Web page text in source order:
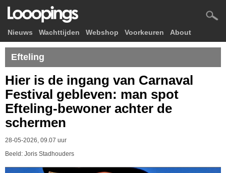
Nieuws Wachttijden Webshop Voorkeuren About
Efteling
Hier is de ingang van Carnaval
Festival gebleven: man spot
Efteling-bewoner achter de
schermen
28-05-2026, 09.07 uur
Beeld: Joris Stadhouders